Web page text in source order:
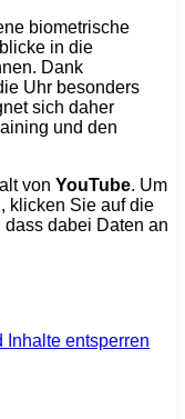
biometrische
in die
Dank
Uhr besonders
sich daher
und den
von YouTube. Um
klicken Sie auf die
dabei Daten an
Inhalte entsperren